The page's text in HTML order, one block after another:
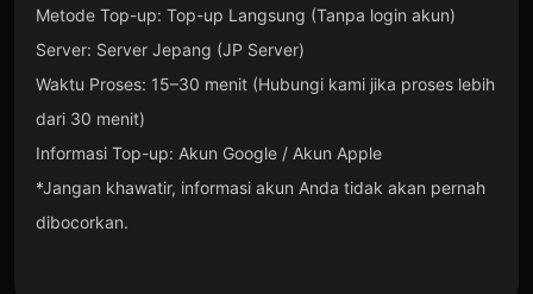
Metode Top-up: Top-up Langsung (Tanpa login akun)
Server: Server Jepang (JP Server)
Waktu Proses: 15–30 menit (Hubungi kami jika proses lebih
dari 30 menit)
Informasi Top-up: Akun Google / Akun Apple
*Jangan khawatir, informasi akun Anda tidak akan pernah
dibocorkan.